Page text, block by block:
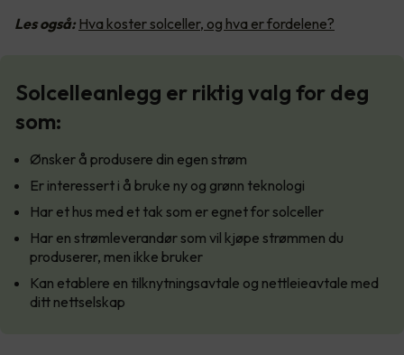
Les også: Hva koster solceller, og hva er fordelene?
Solcelleanlegg er riktig valg for deg
som:
Ønsker å produsere din egen strøm
Er interessert i å bruke ny og grønn teknologi
Har et hus med et tak som er egnet for solceller
Har en strømleverandør som vil kjøpe strømmen du
produserer, men ikke bruker
Kan etablere en tilknytningsavtale og nettleieavtale med
ditt nettselskap